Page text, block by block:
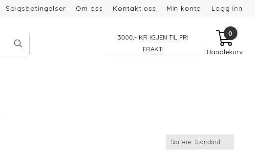
Salgsbetingelser Om oss Kontakt oss Min konto Logg inn
3000 ,- KR IGJEN TIL FRI
FRAKT!
0
Handlekurv